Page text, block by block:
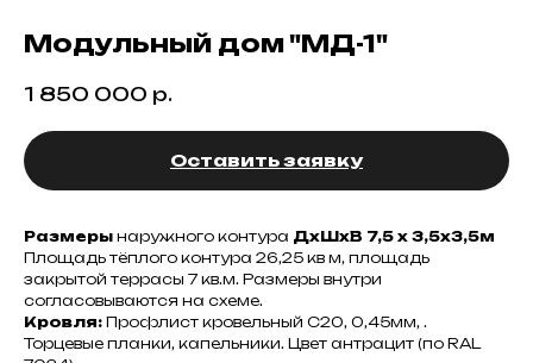
Модульный дом "МД-1"
1 850 000 р.
Оставить заявку
Размеры наружного контура ДхШхВ 7,5 х 3,5х3,5м
Площадь тёплого контура 26,25 кв м, площадь
закрытой террасы 7 кв.м. Размеры внутри
согласовываются на схеме.
Кровля: Профлист кровельный С20, 0,45мм, .
Торцевые планки, капельники. Цвет антрацит (по RAL